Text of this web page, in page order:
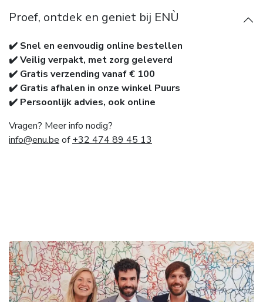
Proef, ontdek en geniet bij ENÙ
✔️ Snel en eenvoudig online bestellen
✔️ Veilig verpakt, met zorg geleverd
✔️ Gratis verzending vanaf € 100
✔️ Gratis afhalen in onze winkel Puurs
✔️ Persoonlijk advies, ook online
Vragen? Meer info nodig?
info@enu.be of+32 474 89 45 13